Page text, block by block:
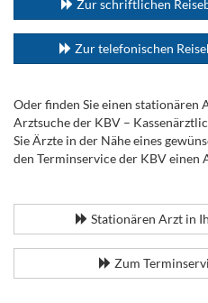
Zur schriftlichen
Zur telefonischen
Oder finden Sie einen stationären
Arztsuche der KBV –
Sie Ärzte in der Nähe eines
den Terminservice der KBV
Stationären Arzt in
Zum